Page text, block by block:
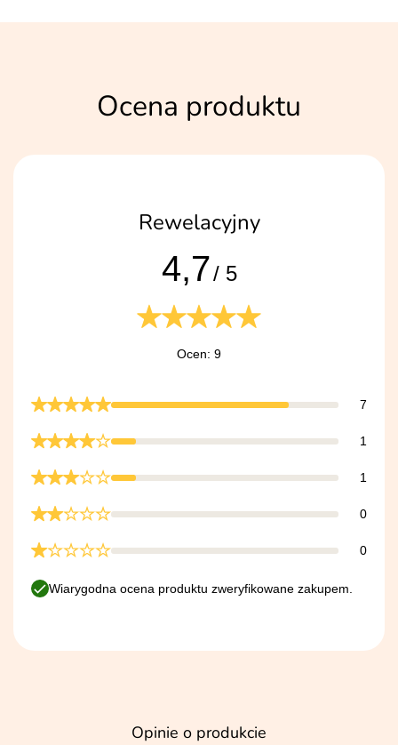
Ocena produktu
Rewelacyjny
4,7/ 5
Ocen: 9
7
1
1
0
0
Wiarygodna ocena produktu zweryfikowane zakupem.
Opinie o produkcie